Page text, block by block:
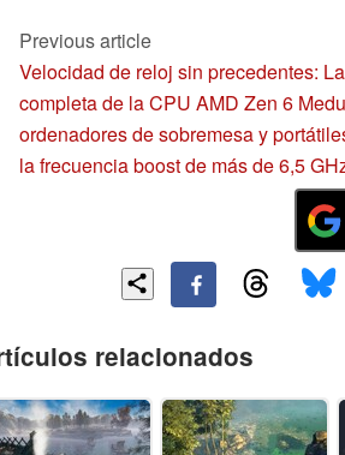
Previous article
Velocidad de reloj sin precedentes:
completa de la CPU AMD Zen 6
ordenadores de sobremesa y
la frecuencia boost de más de 6,5
relacionados